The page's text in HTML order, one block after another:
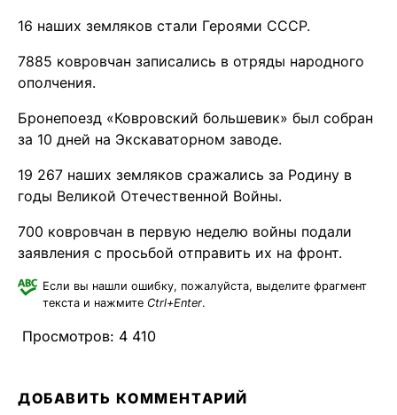
16 наших земляков стали Героями СССР.
7885 ковровчан записались в отряды народного
ополчения.
Бронепоезд «Ковровский большевик» был собран
за 10 дней на Экскаваторном заводе.
19 267 наших земляков сражались за Родину в
годы Великой Отечественной Войны.
700 ковровчан в первую неделю войны подали
заявления с просьбой отправить их на фронт.
Если вы нашли ошибку, пожалуйста, выделите фрагмент
текста и нажмите Ctrl+Enter.
Просмотров: 4 410
ДОБАВИТЬ КОММЕНТАРИЙ